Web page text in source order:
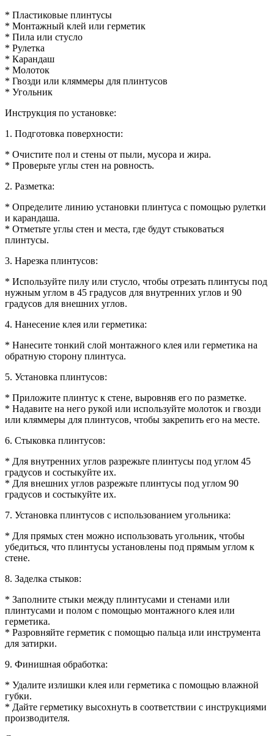
* Пластиковые плинтусы
* Монтажный клей или герметик
* Пила или стусло
* Рулетка
* Карандаш
* Молоток
* Гвозди или кляммеры для плинтусов
* Угольник
Инструкция по установке:
1. Подготовка поверхности:
* Очистите пол и стены от пыли, мусора и жира.
* Проверьте углы стен на ровность.
2. Разметка:
* Определите линию установки плинтуса с помощью рулетки
и карандаша.
* Отметьте углы стен и места, где будут стыковаться
плинтусы.
3. Нарезка плинтусов:
* Используйте пилу или стусло, чтобы отрезать плинтусы под
нужным углом в 45 градусов для внутренних углов и 90
градусов для внешних углов.
4. Нанесение клея или герметика:
* Нанесите тонкий слой монтажного клея или герметика на
обратную сторону плинтуса.
5. Установка плинтусов:
* Приложите плинтус к стене, выровняв его по разметке.
* Надавите на него рукой или используйте молоток и гвозди
или кляммеры для плинтусов, чтобы закрепить его на месте.
6. Стыковка плинтусов:
* Для внутренних углов разрежьте плинтусы под углом 45
градусов и состыкуйте их.
* Для внешних углов разрежьте плинтусы под углом 90
градусов и состыкуйте их.
7. Установка плинтусов с использованием угольника:
* Для прямых стен можно использовать угольник, чтобы
убедиться, что плинтусы установлены под прямым углом к
стене.
8. Заделка стыков:
* Заполните стыки между плинтусами и стенами или
плинтусами и полом с помощью монтажного клея или
герметика.
* Разровняйте герметик с помощью пальца или инструмента
для затирки.
9. Финишная обработка:
* Удалите излишки клея или герметика с помощью влажной
губки.
* Дайте герметику высохнуть в соответствии с инструкциями
производителя.